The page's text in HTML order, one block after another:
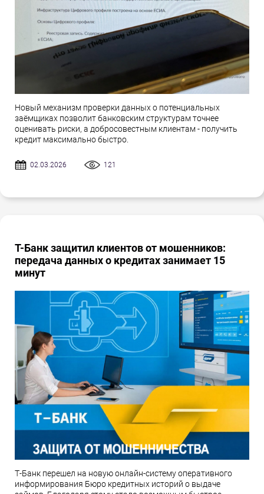
Новый механизм проверки данных о потенциальных
заёмщиках позволит банковским структурам точнее
оценивать риски, а добросовестным клиентам - получить
кредит максимально быстро.
02.03.2026 121
Т-Банк защитил клиентов от мошенников:
передача данных о кредитах занимает 15
минут
Т-Банк перешел на новую онлайн-систему оперативного
информирования Бюро кредитных историй о выдаче